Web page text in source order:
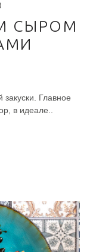
СЫРОМ
Главное
в идеале..